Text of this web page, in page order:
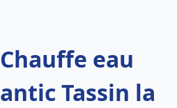
eau
Tassin la